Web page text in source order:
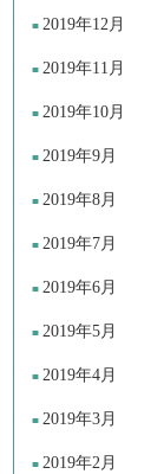
2019年12月
2019年11月
2019年10月
2019年9月
2019年8月
2019年7月
2019年6月
2019年5月
2019年4月
2019年3月
2019年2月